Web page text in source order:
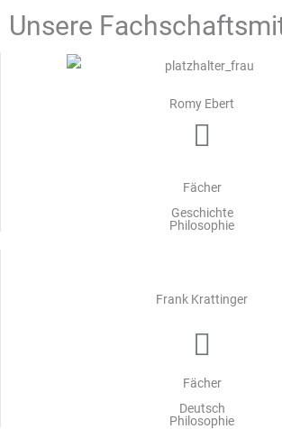
Unsere
Romy Ebert
Fächer
Geschichte
Philosophie
Frank Krattinger
Fächer
Deutsch
Philosophie